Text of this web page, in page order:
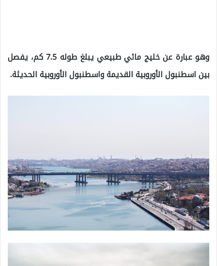
وهو عبارة عن خليج مائي طبيعي يبلغ طوله 7.5 كم، يفصل
بين اسطنبول الأوروبية القديمة واسطنبول الأوروبية الحديثة.